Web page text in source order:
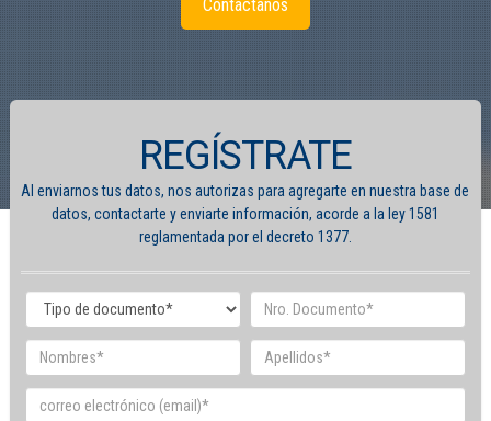
Contáctanos
REGÍSTRATE
Al enviarnos tus datos, nos autorizas para agregarte en nuestra base de
datos, contactarte y enviarte información, acorde a la ley 1581
reglamentada por el decreto 1377.